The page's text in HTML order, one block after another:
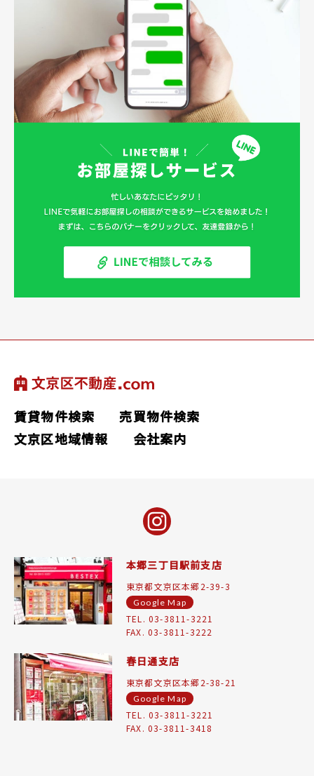
賃貸物件検索
売買物件検索
文京区地域情報
会社案内
本郷三丁目駅前支店
東京都文京区本郷2-39-3
Google Map
TEL. 03-3811-3221
FAX. 03-3811-3222
春日通支店
東京都文京区本郷2-38-21
Google Map
TEL. 03-3811-3221
FAX. 03-3811-3418